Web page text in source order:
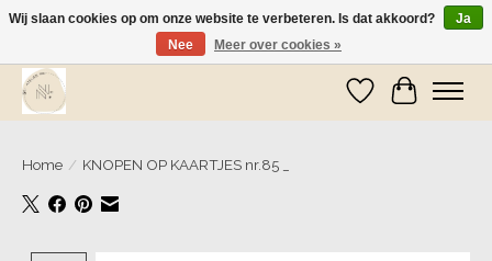
Wij zijn op vakantie! Vanaf zaterdag 9 mei worden er weer pakketjes verzonden
Verlanglijst
Home / KNOPEN OP KAARTJES nr.85 _
Wij slaan cookies op om onze website te verbeteren. Is dat akkoord?
Ja
Nee
Meer over cookies »